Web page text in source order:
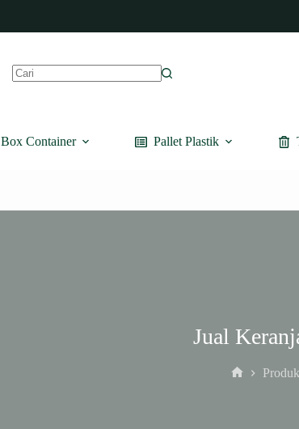
Box Container Pallet Plastik
Jual
Produk